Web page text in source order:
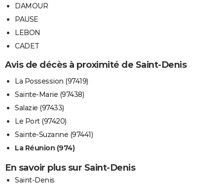
DAMOUR
PAUSE
LEBON
CADET
Avis de décès à proximité de Saint-Denis
La Possession (97419)
Sainte-Marie (97438)
Salazie (97433)
Le Port (97420)
Sainte-Suzanne (97441)
La Réunion (974)
En savoir plus sur Saint-Denis
Saint-Denis